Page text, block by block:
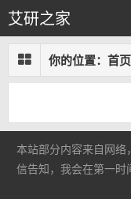
艾研之家
你的位置： 首页
本站部分内容来自网
信告知，我会在第一